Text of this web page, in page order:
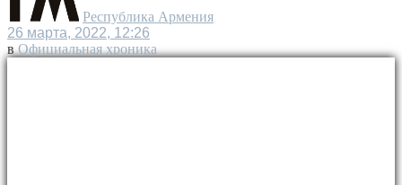
Республика Армения
26 марта, 2022, 12:26
в Официальная хроника